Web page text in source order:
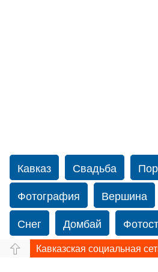
Кавказ Свадьба
Фотография
Вершина
Снег
Домбай
Путешествие
Перевал
Кавказская социальная